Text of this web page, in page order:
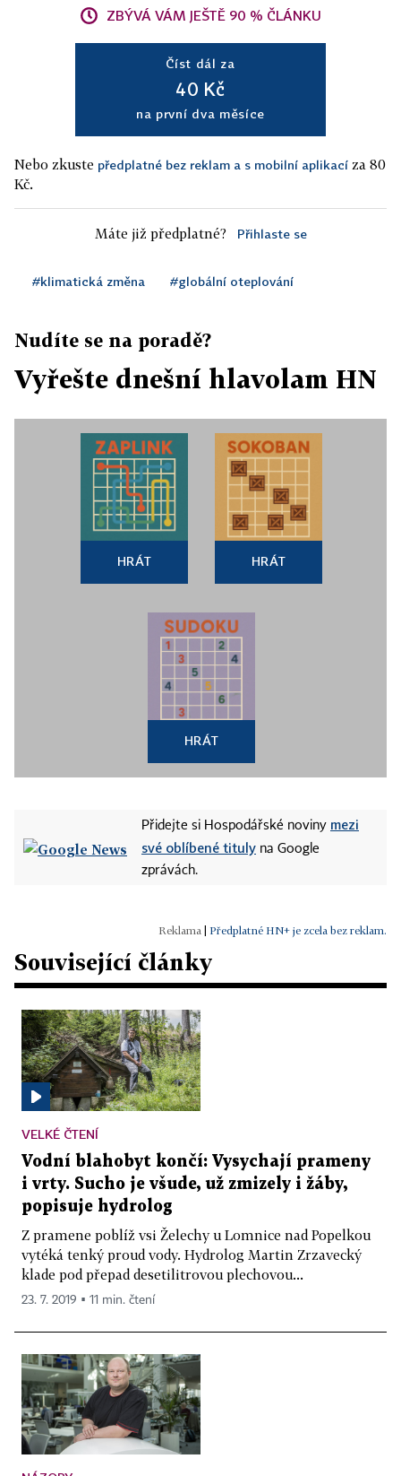
ZBÝVÁ VÁM JEŠTĚ 90 % ČLÁNKU
Číst dál za
40 Kč
na první dva měsíce
Nebo zkuste předplatné bez reklam a s mobilní aplikací za 80
Kč.
Máte již předplatné? Přihlaste se
#klimatická změna #globální oteplování
Nudíte se na poradě?
Vyřešte dnešní hlavolam HN
HRÁT HRÁT
HRÁT
Přidejte si Hospodářské noviny mezi
své oblíbené tituly na Google
zprávách.
Předplatné HN+ je zcela bez reklam.
Související články
VELKÉ ČTENÍ
Vodní blahobyt končí: Vysychají prameny
i vrty. Sucho je všude, už zmizely i žáby,
popisuje hydrolog
Z pramene poblíž vsi Želechy u Lomnice nad Popelkou
vytéká tenký proud vody. Hydrolog Martin Zrzavecký
klade pod přepad desetilitrovou plechovou...
23. 7. 2019 ▪ 11 min. čtení